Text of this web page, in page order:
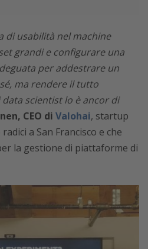
di usabilità nel machine
grandi e configurare una
per addestrare un
ma rendere il tutto
scientist lo è ancor di
CEO di Valohai, startup
a San Francisco e che
la gestione di piattaforme di